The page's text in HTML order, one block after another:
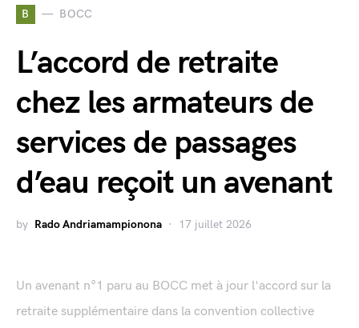
B BOCC
L’accord de retraite
chez les armateurs de
services de passages
d’eau reçoit un avenant
by Rado Andriamampionona 17 juillet 2026
Un avenant n°1 paru au BOCC met à jour l'accord sur la
retraite supplémentaire dans la convention collective